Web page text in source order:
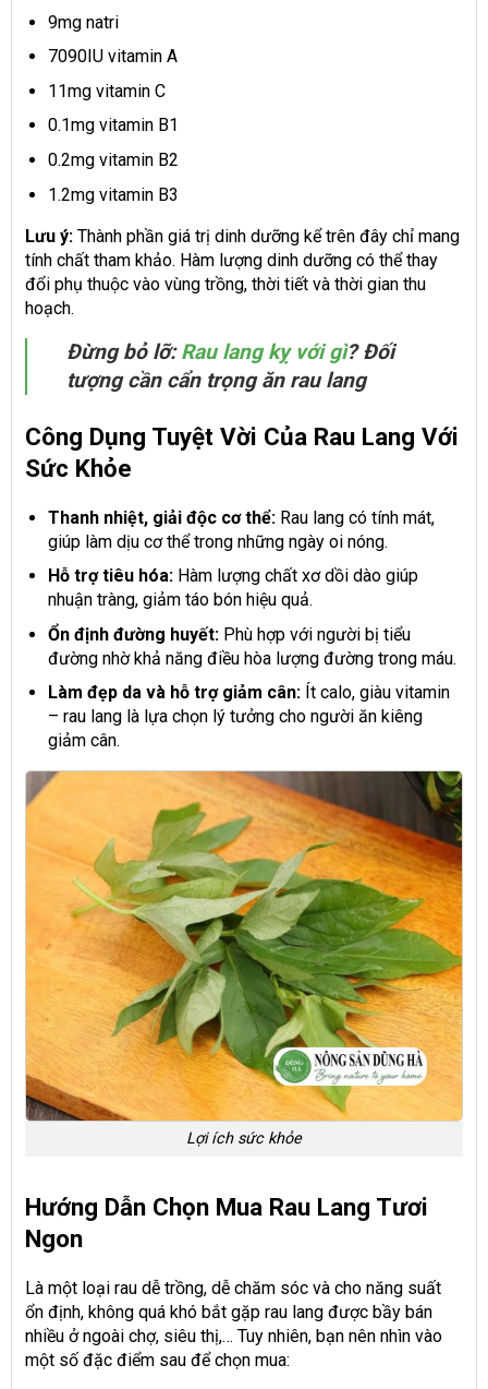
9mg natri
7090IU vitamin A
11mg vitamin C
0.1mg vitamin B1
0.2mg vitamin B2
1.2mg vitamin B3
Lưu ý: Thành phần giá trị dinh dưỡng kể trên đây chỉ mang
tính chất tham khảo. Hàm lượng dinh dưỡng có thể thay
đổi phụ thuộc vào vùng trồng, thời tiết và thời gian thu
hoạch.
Đừng bỏ lỡ:Rau lang kỵ với gì? Đối
tượng cần cẩn trọng ăn rau lang
Công Dụng Tuyệt Vời Của Rau Lang Với
Sức Khỏe
Thanh nhiệt, giải độc cơ thể:Rau lang có tính mát,
giúp làm dịu cơ thể trong những ngày oi nóng.
Hỗ trợ tiêu hóa:Hàm lượng chất xơ dồi dào giúp
nhuận tràng, giảm táo bón hiệu quả.
Ổn định đường huyết:Phù hợp với người bị tiểu
đường nhờ khả năng điều hòa lượng đường trong máu.
Làm đẹp da và hỗ trợ giảm cân:Ít calo, giàu vitamin
– rau lang là lựa chọn lý tưởng cho người ăn kiêng
giảm cân.
Lợi ích sức khỏe
Hướng Dẫn Chọn Mua Rau Lang Tươi
Ngon
Là một loại rau dễ trồng, dễ chăm sóc và cho năng suất
ổn định, không quá khó bắt gặp rau lang được bầy bán
nhiều ở ngoài chợ, siêu thị,… Tuy nhiên, bạn nên nhìn vào
một số đặc điểm sau để chọn mua: